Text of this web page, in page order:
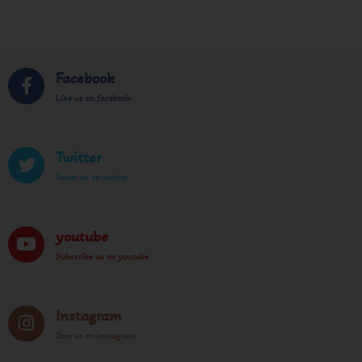
Facebook
Like us on facebook
Twitter
Tweet us on twitter
youtube
Subscribe us on youtube
Instagram
Join us on instagram